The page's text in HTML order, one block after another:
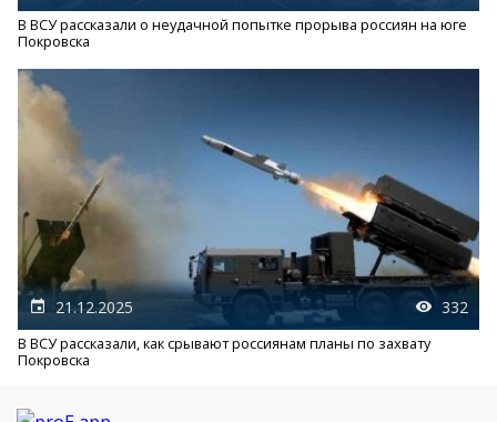
В ВСУ рассказали о неудачной попытке прорыва россиян на юге
Покровска
21.12.2025 332
В ВСУ рассказали, как срывают россиянам планы по захвату
Покровска